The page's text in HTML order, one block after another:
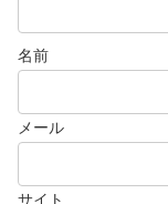
名前
メール
サイト